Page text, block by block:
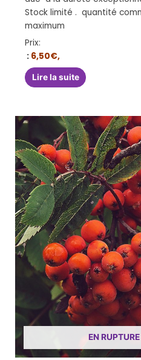
Stock limité . quantité
maximum
Prix:
: 6,50€,
Lire la suite
EN